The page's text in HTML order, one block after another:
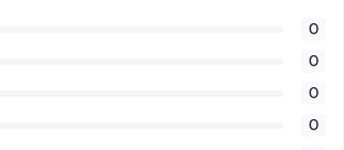
0
0
0
0